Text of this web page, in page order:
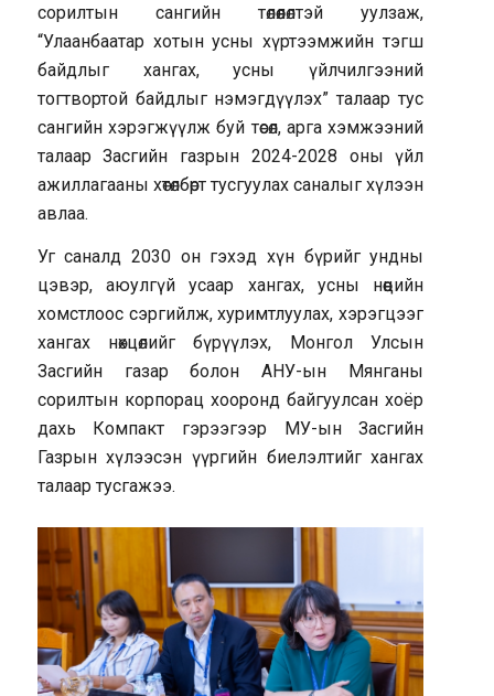
сорилтын сангийн төлөөлөлтэй уулзаж,
“Улаанбаатар хотын усны хүртээмжийн тэгш
байдлыг хангах, усны үйлчилгээний
тогтвортой байдлыг нэмэгдүүлэх” талаар тус
сангийн хэрэгжүүлж буй төсөл, арга хэмжээний
талаар Засгийн газрын 2024-2028 оны үйл
ажиллагааны хөтөлбөрт тусгуулах саналыг хүлээн
авлаа.
Уг саналд 2030 он гэхэд хүн бүрийг ундны
цэвэр, аюулгүй усаар хангах, усны нөөцийн
хомстлоос сэргийлж, хуримтлуулах, хэрэгцээг
хангах нөхцөлийг бүрүүлэх, Монгол Улсын
Засгийн газар болон АНУ-ын Мянганы
сорилтын корпорац хооронд байгуулсан хоёр
дахь Компакт гэрээгээр МУ-ын Засгийн
Газрын хүлээсэн үүргийн биелэлтийг хангах
талаар тусгажээ.